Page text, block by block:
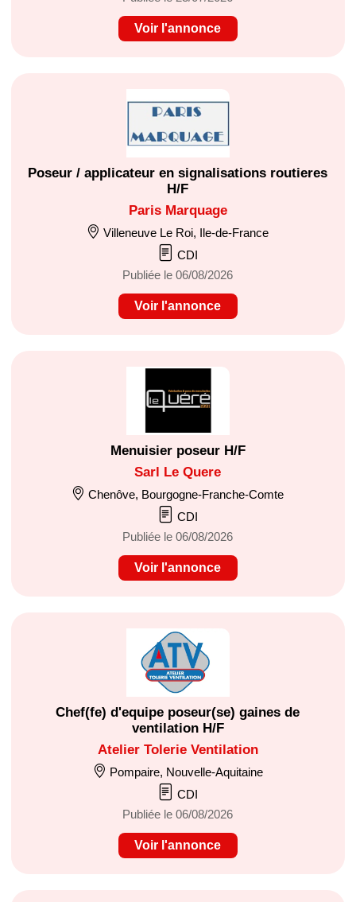
Voir l'annonce
Poseur / applicateur en signalisations routieres
H/F
Paris Marquage
Villeneuve Le Roi, Ile-de-France
CDI
Publiée le 06/08/2026
Voir l'annonce
Menuisier poseur H/F
Sarl Le Quere
Chenôve, Bourgogne-Franche-Comte
CDI
Publiée le 06/08/2026
Voir l'annonce
Chef(fe) d'equipe poseur(se) gaines de
ventilation H/F
Atelier Tolerie Ventilation
Pompaire, Nouvelle-Aquitaine
CDI
Publiée le 06/08/2026
Voir l'annonce